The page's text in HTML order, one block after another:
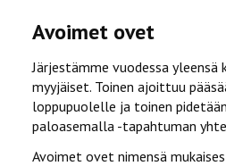
Avoimet ovet
Järjestämme vuodessa
myyjäiset. Toinen ajoittuu
loppupuolelle ja toinen
paloasemalla -tapahtuman
Avoimet ovet nimensä